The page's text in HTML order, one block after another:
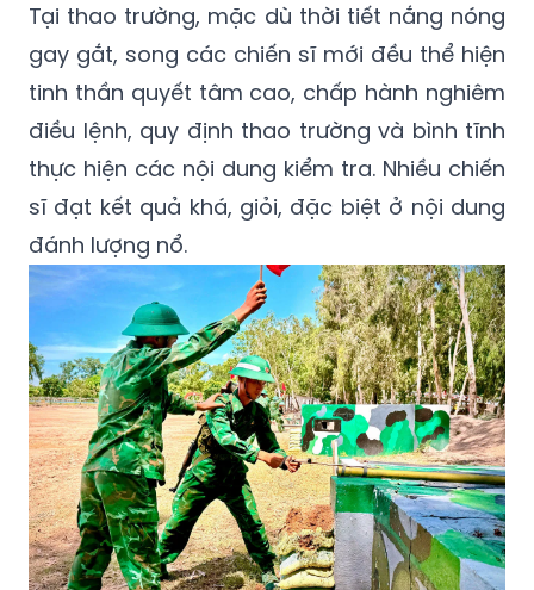
Tại thao trường, mặc dù thời tiết nắng nóng
gay gắt, song các chiến sĩ mới đều thể hiện
tinh thần quyết tâm cao, chấp hành nghiêm
điều lệnh, quy định thao trường và bình tĩnh
thực hiện các nội dung kiểm tra. Nhiều chiến
sĩ đạt kết quả khá, giỏi, đặc biệt ở nội dung
đánh lượng nổ.